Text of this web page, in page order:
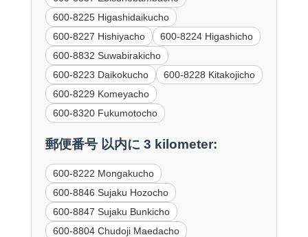
600-8225 Higashidaikucho
600-8227 Hishiyacho
600-8224 Higashicho
600-8832 Suwabirakicho
600-8223 Daikokucho
600-8228 Kitakojicho
600-8229 Komeyacho
600-8320 Fukumotocho
郵便番号 以内に 3 kilometer:
600-8222 Mongakucho
600-8846 Sujaku Hozocho
600-8847 Sujaku Bunkicho
600-8804 Chudoji Maedacho